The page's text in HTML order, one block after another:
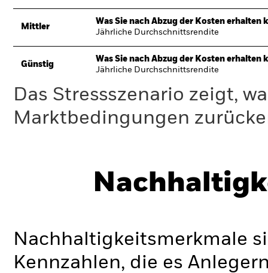
Mittler
Was Sie nach Abzug der Kosten erhalten
Jährliche Durchschnittsrendite
Günstig
Was Sie nach Abzug der Kosten erhalten
Jährliche Durchschnittsrendite
Das Stressszenario zeigt,
Marktbedingungen
Nachhaltigkeitsmerkmale
Kennzahlen, die es